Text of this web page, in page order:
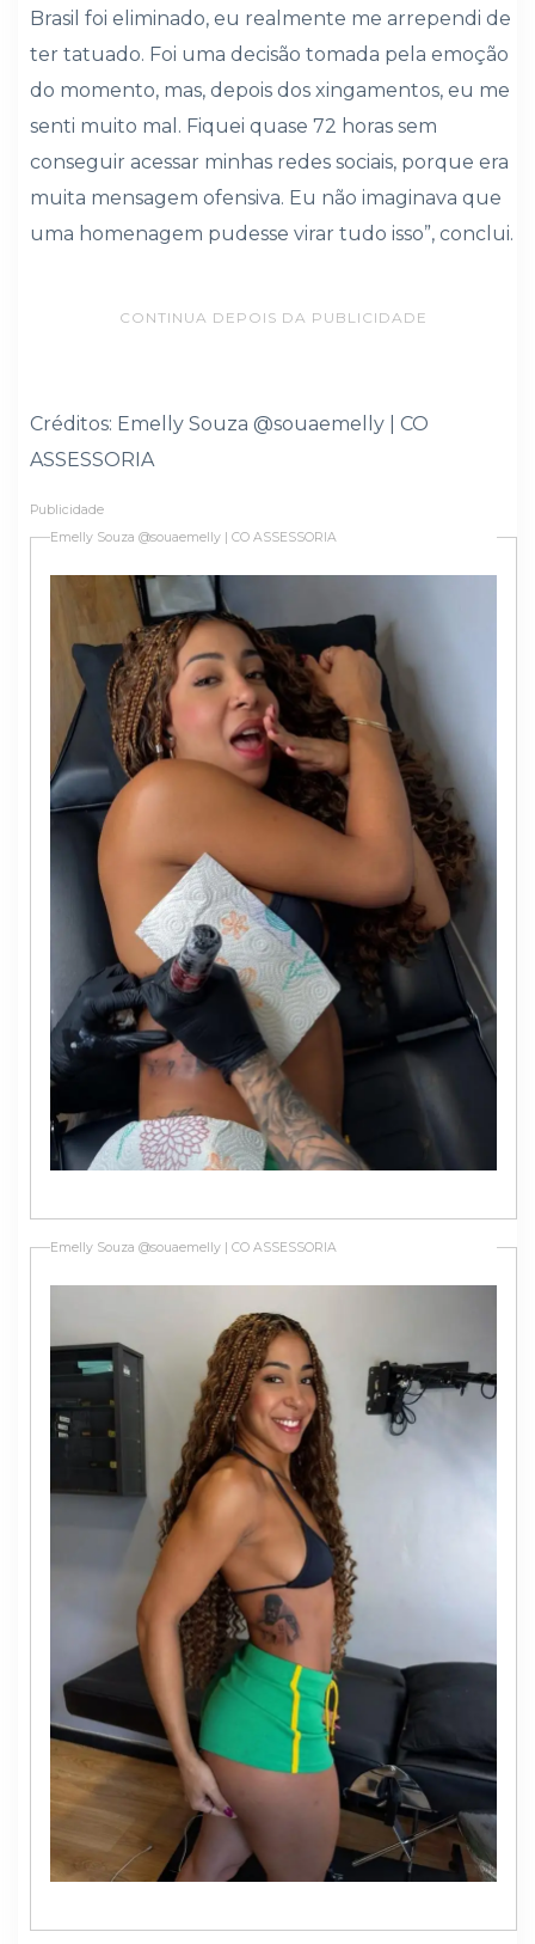
Brasil foi eliminado, eu realmente me arrependi de
ter tatuado. Foi uma decisão tomada pela emoção
do momento, mas, depois dos xingamentos, eu me
senti muito mal. Fiquei quase 72 horas sem
conseguir acessar minhas redes sociais, porque era
muita mensagem ofensiva. Eu não imaginava que
uma homenagem pudesse virar tudo isso”, conclui.
CONTINUA DEPOIS DA PUBLICIDADE
Créditos: Emelly Souza @souaemelly | CO
ASSESSORIA
Publicidade
Emelly Souza @souaemelly | CO ASSESSORIA
Emelly Souza @souaemelly | CO ASSESSORIA